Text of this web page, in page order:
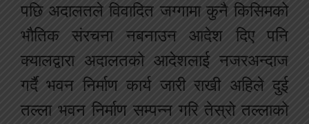
पछि अदालतले विवादित जग्गामा कुनै किसिमको
भौतिक संरचना नबनाउन आदेश दिए पनि
क्यालद्वारा अदालतको आदेशलाई नजरअन्दाज
गर्दै भवन निर्माण कार्य जारी राखी अहिले दुई
तल्ला भवन निर्माण सम्पन्न गरि तेस्रो तल्लाको